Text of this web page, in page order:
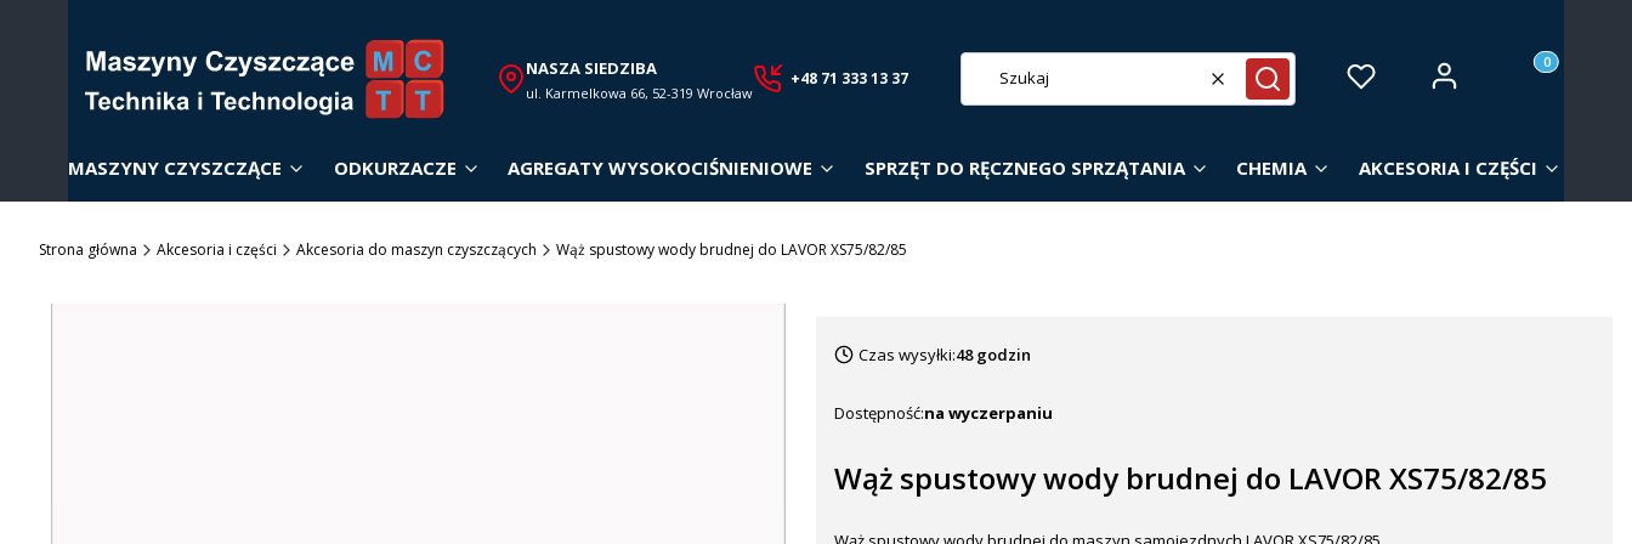
+48 71 333 13 37
NASZA SIEDZIBA
ul. Karmelkowa 66, 52-319 Wrocław WyczyśćSzukaj
Ulubione Zaloguj się Produkty w
Koszyk
MASZYNY CZYSZCZĄCE ODKURZACZE AGREGATY WYSOKOCIŚNIENIOWE SPRZĘT DO RĘCZNEGO SPRZĄTANIA CHEMIA AKCESORIA I CZĘŚCI
Strona główna Akcesoria i części Akcesoria do maszyn czyszczących Wąż spustowy wody brudnej do LAVOR XS75/82/85
Czas wysyłki:48 godzin
Dostępność:na wyczerpaniu
Wąż spustowy wody brudnej do LAVOR XS75/82/85